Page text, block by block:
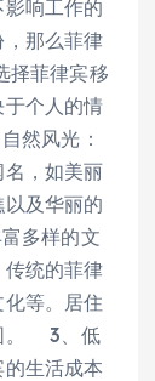
响工作的
那么菲律
菲律宾移
个人的情
然风光：
，如美丽
及华丽的
多样的文
统的菲律
等。居住
。 3、低
生活成本